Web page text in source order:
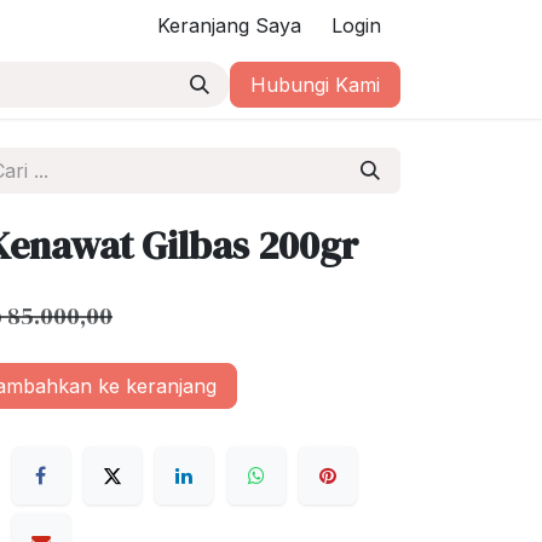
Keranjang Saya Login
Hubungi Kami
Gilbas 200gr
85.000,00
ke keranjang